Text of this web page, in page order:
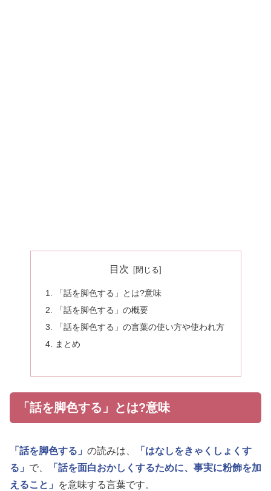
目次
「話を脚色する」とは?意味
「話を脚色する」の概要
「話を脚色する」の言葉の使い方や使われ方
まとめ
「話を脚色する」とは?意味
「話を脚色する」 の読みは、
「はなしをきゃくしょくす
る」 で、
「話を面白おかしくするために、事実に粉飾を加
えること」
を意味する言葉です。